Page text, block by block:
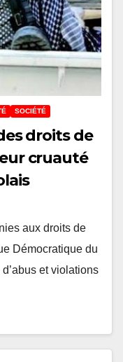
SOCIÉTÉ
droits de
cruauté
aux droits de
Démocratique du
et violations